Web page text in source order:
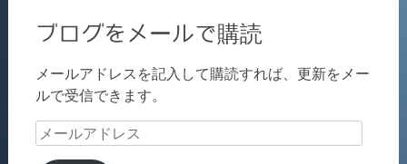
ブログをメールで購読
メールアドレスを記入して購読すれば、更新をメー
ルで受信できます。
メ